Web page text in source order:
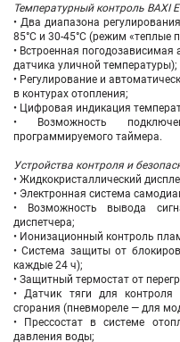
Температурный контроль BAXI
• Два диапазона
85°С и 30-45°С (режим «теплые
• Встроенная
датчика уличной температуры);
• Регулирование и
в контурах отопления;
• Цифровая индикация
• Возможность
программируемого таймера.
Устройства контроля и
• Жидкокристаллический
• Электронная система
• Возможность вывода
диспетчера;
• Ионизационный контроль
• Система защиты от
каждые 24 ч);
• Защитный термостат от
• Датчик тяги для контроля
сгорания (пневмореле — для
• Прессостат в системе
давления воды;